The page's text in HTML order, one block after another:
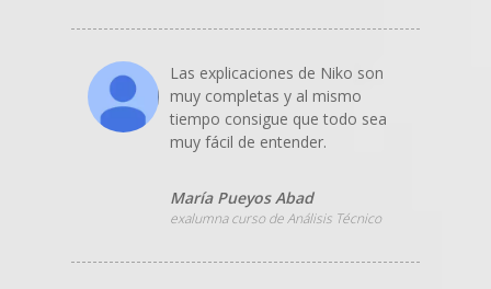
Las explicaciones de Niko son
muy completas y al mismo
tiempo consigue que todo sea
muy fácil de entender.
María Pueyos Abad
exalumna curso de Análisis Técnico